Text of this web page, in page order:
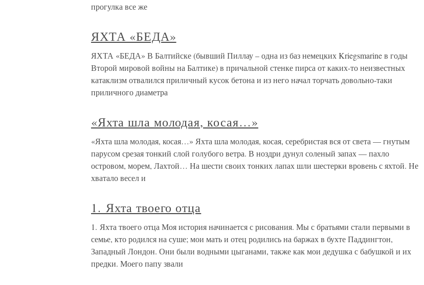
прогулка все же
ЯХТА «БЕДА»
ЯХТА «БЕДА» В Балтийске (бывший Пиллау – одна из баз немецких Kriegsmarine в годы
Второй мировой войны на Балтике) в причальной стенке пирса от каких-то неизвестных
катаклизм отвалился приличный кусок бетона и из него начал торчать довольно-таки
приличного диаметра
«Яхта шла молодая, косая…»
«Яхта шла молодая, косая…» Яхта шла молодая, косая, серебристая вся от света — гнутым
парусом срезая тонкий слой голубого ветра. В ноздри дунул соленый запах — пахло
островом, морем, Лахтой… На шести своих тонких лапах шли шестерки вровень с яхтой. Не
хватало весел и
1. Яхта твоего отца
1. Яхта твоего отца Моя история начинается с рисования. Мы с братьями стали первыми в
семье, кто родился на суше; мои мать и отец родились на баржах в бухте Паддингтон,
Западный Лондон. Они были водными цыганами, также как мои дедушка с бабушкой и их
предки. Моего папу звали